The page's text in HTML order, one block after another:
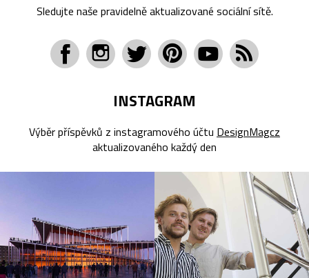
Sledujte naše pravidelně aktualizované sociální sítě.
INSTAGRAM
Výběr příspěvků z instagramového účtu DesignMagcz
aktualizovaného každý den